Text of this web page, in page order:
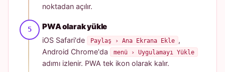
noktadan açılır.
PWA olarak yükle
iOS Safari'de Paylaş › Ana Ekrana Ekle ,
Android Chrome'da
menü › Uygulamayı Yükle
adımı izlenir. PWA tek ikon olarak kalır.